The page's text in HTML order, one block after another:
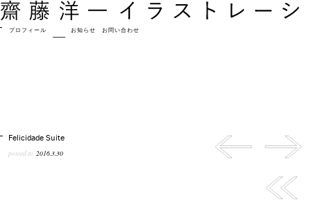
プロフィール お知らせ お問い合わせ
Felicidade Suite
posted at 2016.3.30